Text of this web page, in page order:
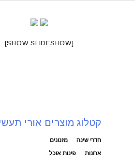
[SHOW SLIDESHOW]
קטלוג מוצרים אורי
חדרי שינה
מזנונים
ארונות
פינות אוכל